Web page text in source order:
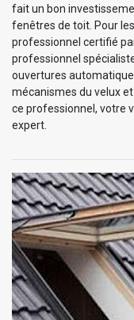
fait un bon
fenêtres de toit. Pour
professionnel certifié
professionnel
ouvertures
mécanismes du velux
ce professionnel, votre
expert.